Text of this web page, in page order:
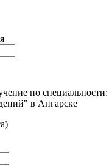
по специальности:
в Ангарске